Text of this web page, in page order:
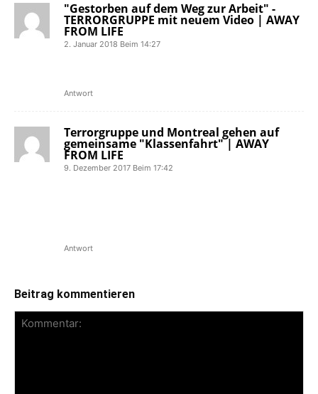
"Gestorben auf dem Weg zur Arbeit" -
TERRORGRUPPE mit neuem Video | AWAY
FROM LIFE
2. Januar 2018 Beim 14:27
Antwort
Terrorgruppe und Montreal gehen auf
gemeinsame "Klassenfahrt" | AWAY
FROM LIFE
9. Dezember 2017 Beim 17:42
Antwort
Beitrag kommentieren